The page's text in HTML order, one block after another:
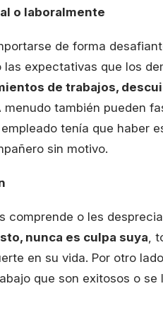
o laboralmente
de forma
las expectativas que los
de trabajos,
menudo también pueden
tenía que haber
sin motivo.
comprende o les
nunca es culpa suya ,
en su vida. Por otro
que son exitosos o se